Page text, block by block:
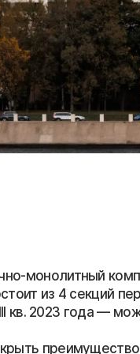
монолитный
из 4 секций
кв. 2023 года —